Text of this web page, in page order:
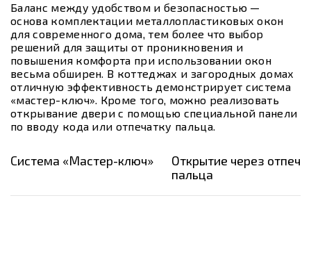
Баланс между удобством и безопасностью —
основа комплектации металлопластиковых окон
для современного дома, тем более что выбор
решений для защиты от проникновения и
повышения комфорта при использовании окон
весьма обширен. В коттеджах и загородных домах
отличную эффективность демонстрирует система
«мастер-ключ». Кроме того, можно реализовать
открывание двери с помощью специальной панели
по вводу кода или отпечатку пальца.
Система «Мастер-ключ»
Открытие через
пальца